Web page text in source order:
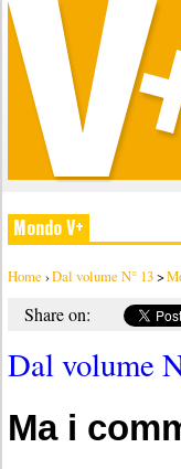
Mondo V+
Home ›Dal volume N° 13>
Share on:
Dal volume
Ma i